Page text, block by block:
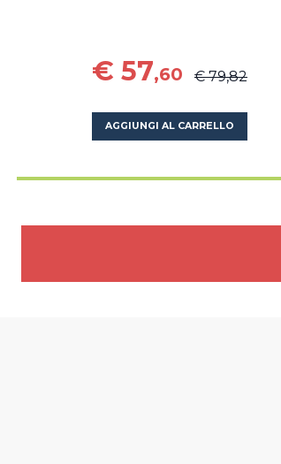
€ 57,60 € 79,82
AGGIUNGI AL CARRELLO